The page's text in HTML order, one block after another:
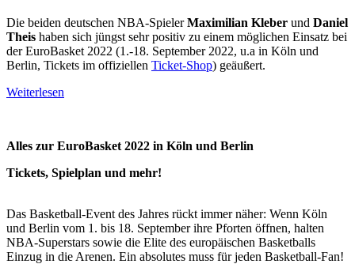
Die beiden deutschen NBA-SpielerMaximilian Kleber und Daniel
Theis haben sich jüngst sehr positiv zu einem möglichen Einsatz bei
der EuroBasket 2022 (1.-18. September 2022, u.a in Köln und
Berlin, Tickets im offiziellen Ticket-Shop) geäußert.
Weiterlesen
Alles zur EuroBasket 2022 in Köln und Berlin
Tickets, Spielplan und mehr!
Das Basketball-Event des Jahres rückt immer näher: Wenn Köln
und Berlin vom 1. bis 18. September ihre Pforten öffnen, halten
NBA-Superstars sowie die Elite des europäischen Basketballs
Einzug in die Arenen. Ein absolutes muss für jeden Basketball-Fan!